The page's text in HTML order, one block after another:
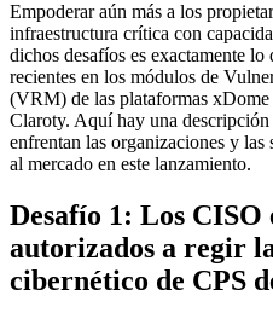
Empoderar aún más a los
infraestructura crítica con
dichos desafíos es exactamente
recientes en los módulos de
(VRM) de las plataformas xDome
Claroty. Aquí hay una descripción
enfrentan las organizaciones y las
al mercado en este lanzamiento.
Desafío 1: Los CISO
autorizados a regir
cibernético de CPS